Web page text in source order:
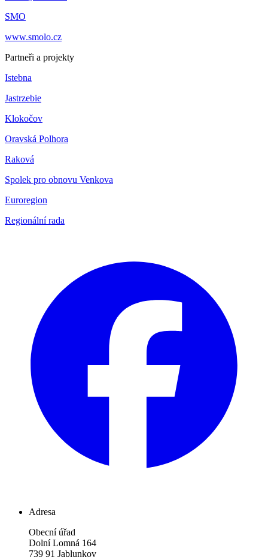
SMO
www.smolo.cz
Partneři a projekty
Istebna
Jastrzebie
Klokočov
Oravská Polhora
Raková
Spolek pro obnovu Venkova
Euroregion
Regionální rada
Adresa
Obecní úřad
Dolní Lomná 164
739 91 Jablunkov